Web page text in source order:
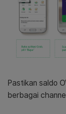
Pastikan saldo
berbagai